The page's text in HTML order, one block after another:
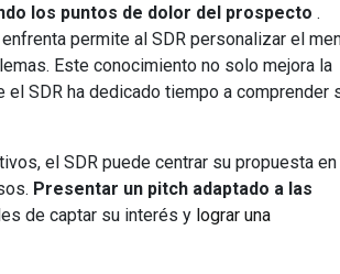
los puntos de dolor del prospecto .
permite al SDR personalizar el
Este conocimiento no solo mejora la
SDR ha dedicado tiempo a comprender
el SDR puede centrar su propuesta en
Presentar un pitch adaptado a las
de captar su interés y lograr una